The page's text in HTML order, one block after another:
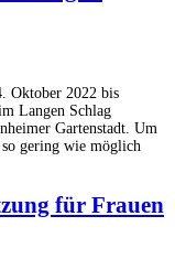
Oktober 2022 bis
Langen Schlag
Gartenstadt. Um
gering wie möglich
für Frauen